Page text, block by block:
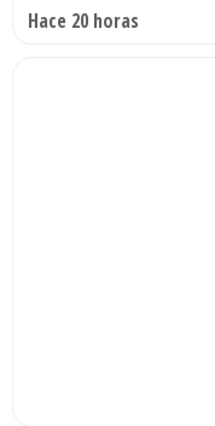
Hace 20 horas